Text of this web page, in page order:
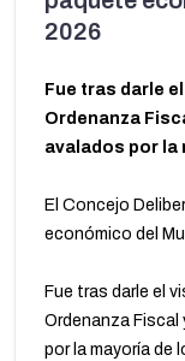
2026
Fue tras darle
Ordenanza
avalados por la
El Concejo
económico del
Fue tras darle el
Ordenanza Fiscal
por la mayoría de